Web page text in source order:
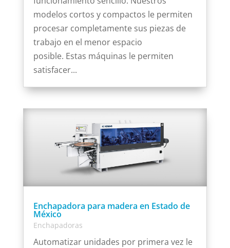
modelos cortos y compactos le permiten
procesar completamente sus piezas de
trabajo en el menor espacio
posible. Estas máquinas le permiten
satisfacer...
Enchapadora para madera en Estado de
México
Enchapadoras
Automatizar unidades por primera vez le